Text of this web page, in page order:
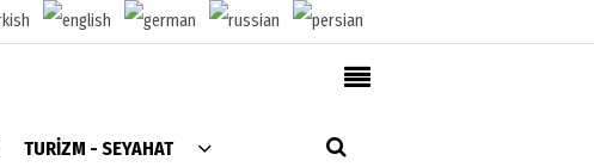
TURİZM - SEYAHAT
AlanyaTime TV